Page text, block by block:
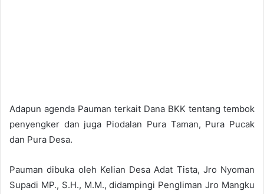
Adapun agenda Pauman terkait Dana BKK tentang tembok
penyengker dan juga Piodalan Pura Taman, Pura Pucak
dan Pura Desa.
Pauman dibuka oleh Kelian Desa Adat Tista, Jro Nyoman
Supadi MP., S.H., M.M., didampingi Pengliman Jro Mangku